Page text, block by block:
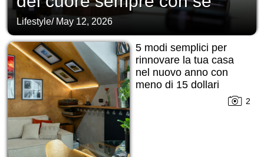
Lifestyle/ May 12, 2026
5 modi semplici per
rinnovare la tua casa
nel nuovo anno con
meno di 15 dollari
2